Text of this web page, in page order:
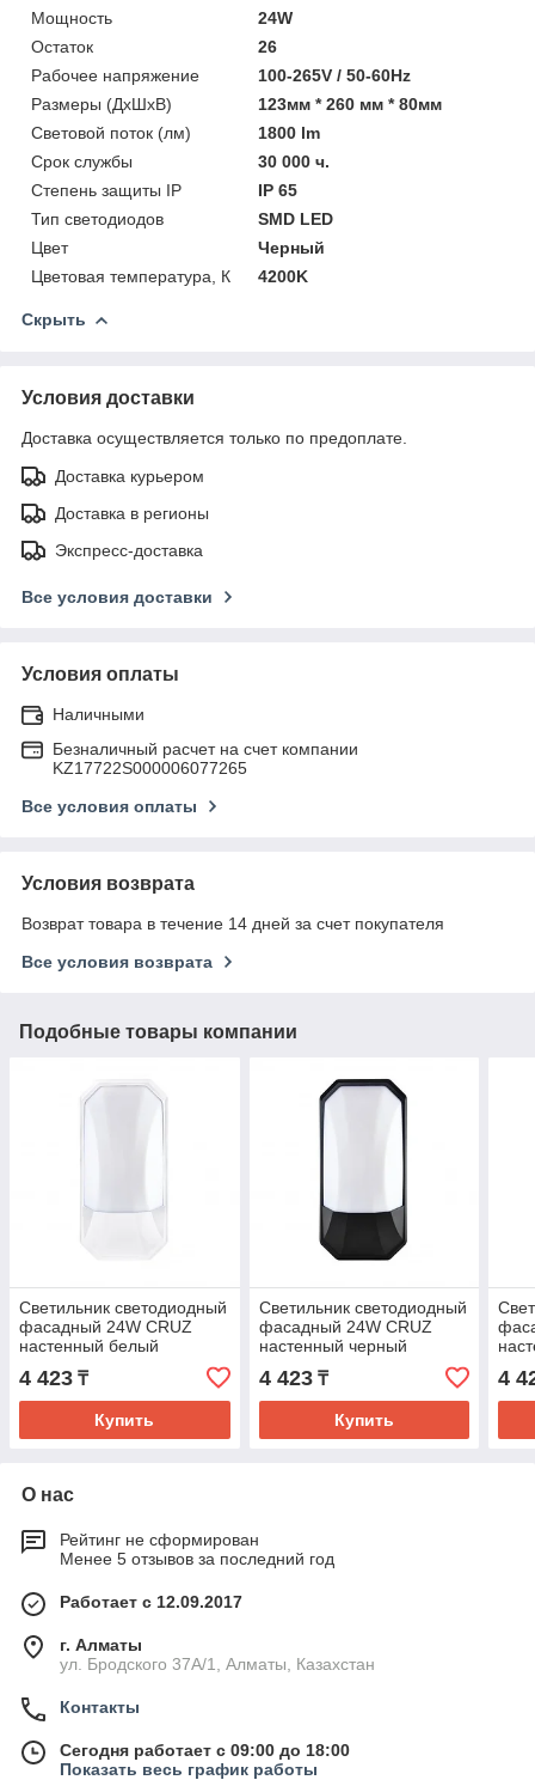
Мощность
24W
Остаток
26
Рабочее напряжение
100-265V / 50-60Hz
Размеры (ДхШхВ)
123мм * 260 мм * 80мм
Световой поток (лм)
1800 lm
Срок службы
30 000 ч.
Степень защиты IP
IP 65
Тип светодиодов
SMD LED
Цвет
Черный
Цветовая температура, К
4200K
Скрыть
Условия доставки
Доставка осуществляется только по предоплате.
Доставка курьером
Доставка в регионы
Экспресс-доставка
Все условия доставки
Условия оплаты
Наличными
Безналичный расчет на счет компании
KZ17722S000006077265
Все условия оплаты
Условия возврата
Возврат товара в течение 14 дней за счет покупателя
Все условия возврата
Подобные товары компании
Светильник светодиодный
фасадный 24W CRUZ
настенный белый
4 423 ₸
Купить
Светильник светодиодный
фасадный 24W CRUZ
настенный черный
4 423₸
Купить
4
О нас
Рейтинг не сформирован
Менее 5 отзывов за последний год
Работает с 12.09.2017
г. Алматы
ул. Бродского 37А/1, Алматы, Казахстан
Контакты
Сегодня работает с 09:00 до 18:00
Показать весь график работы